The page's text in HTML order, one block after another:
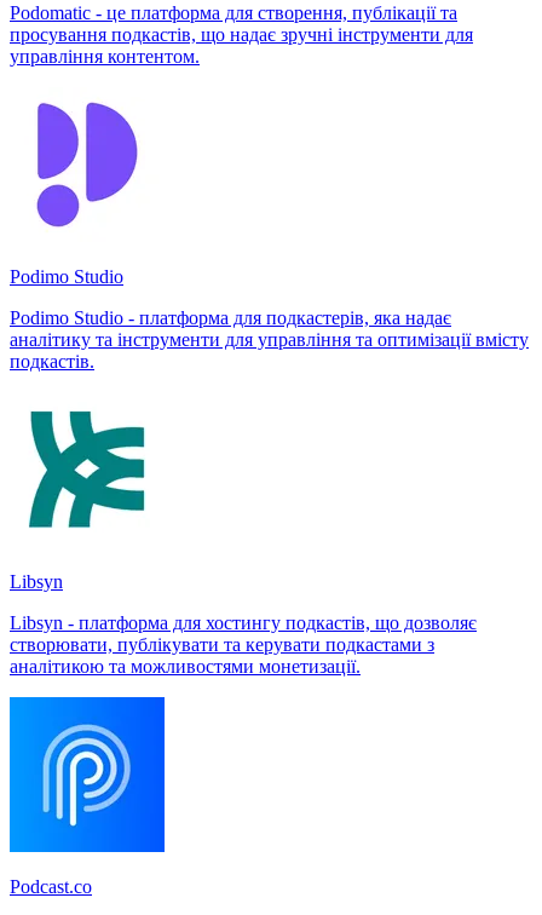
Podomatic - це платформа для створення, публікації та
просування подкастів, що надає зручні інструменти для
управління контентом.
Podimo Studio
Podimo Studio - платформа для подкастерів, яка надає
аналітику та інструменти для управління та оптимізації вмісту
подкастів.
Libsyn
Libsyn - платформа для хостингу подкастів, що дозволяє
створювати, публікувати та керувати подкастами з
аналітикою та можливостями монетизації.
Podcast.co